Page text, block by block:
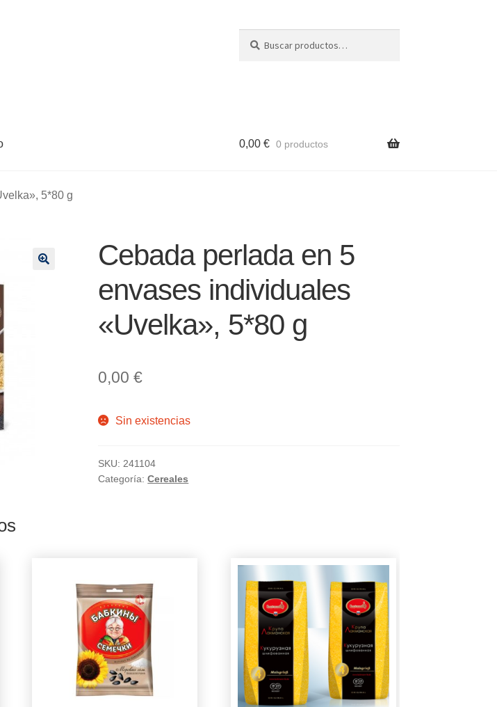
por:
0,00 € 0 productos
5*80 g
Cebada perlada en 5
envases individuales
«Uvelka», 5*80 g
0,00€
Sin existencias
SKU: 241104
Categoría:Cereales